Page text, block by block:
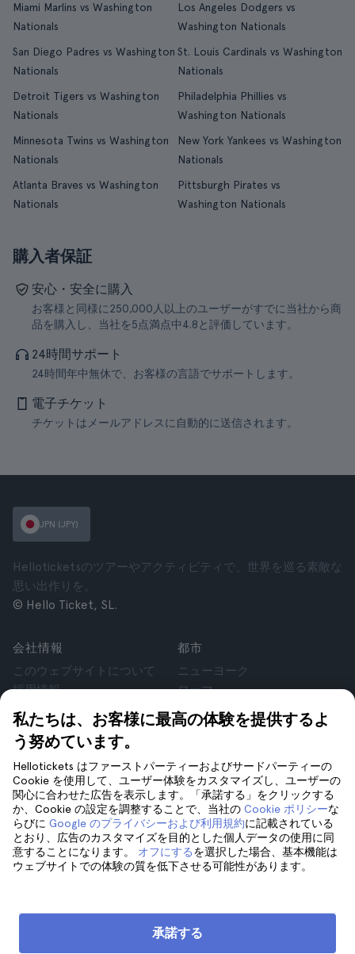
Miami Marlins vs Washington
Nationals
Los Angeles Dodgers vs
Washington Nationals
San Diego Padres vs Washington
Nationals
St. Louis Cardinals vs Washington
Nationals
Detroit Tigers vs Washington
Nationals
Philadelphia Phillies vs
Washington Nationals
Minnesota Twins vs Washington
Nationals
New York Yankees vs Washington
Nationals
Atlanta Braves vs Washington
Nationals
Pittsburgh Pirates vs
Washington Nationals
購入者保証
安心・安全に購入
お客様と同様に250,000人以上のユーザーがすでに当社から商
品を購入し、当社を5点満点中4.8と評価しています。
24時間サポート
24時間年中無休で、お客様の言語でサポートします。
電子チケット
チケットはメールアドレスに自動的に送信されます。
私たちは、お客様に最高の体験を提供するよ
う努めています。
Hellotickets はファーストパーティーおよびサードパーティーの
Cookie を使用して、ユーザー体験をカスタマイズし、ユーザーの
関心に合わせた広告を表示します。「承諾する」をクリックする
か、Cookie の設定を調整することで、当社の Cookie ポリシーな
らびに Google のプライバシーおよび利用規約に記載されている
とおり、広告のカスタマイズを目的とした個人データの使用に同
意することになります。 オフにするを選択した場合、基本機能は
ウェブサイトでの体験の質を低下させる可能性があります。
承諾する
JPN (JPY)
Helloticketsのツアーやアクティビティで、世界を巡る素敵な
思い出作りを。
© Hello Ticket, SL.
会社情報
このウェブサイトについて
採用情報
アフィリエイト
お客様の声
個人情報保護方針
利用規約
法律相談
cookie
都市
ニューヨーク
ローマ
パリ
ロンドン
クラクフ
テネリフェ
サポート
サポート
フォローしてください